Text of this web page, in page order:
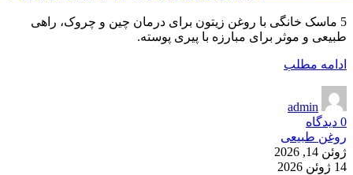
5 ماسک خانگی با روغن زیتون برای درمان چین و چروک، راهی
طبیعی و موثر برای مبارزه با پیری پوسته.
ادامه مطلب
admin
0 دیدگاه
روغن طبیعی
ژوئن 14, 2026
14 ژوئن 2026